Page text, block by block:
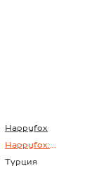
Happyfox
Happyfox:
Турция